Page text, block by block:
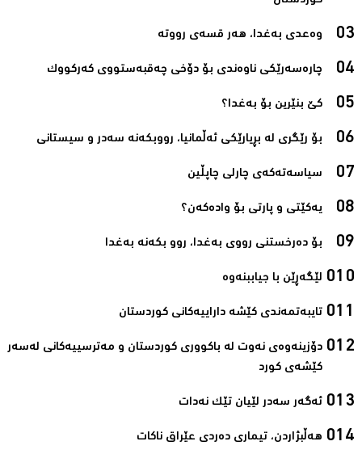
وەعدى بەغدا، هەر قسەى رووتە‌
چارەسەرێکى ناوەندى بۆ دۆخى چەقبەستووى کەرکووک‌
کێ بنێرین بۆ بەغدا؟‌
بۆ رێگری لە بڕیارێکى ئەڵمانیا، رووبکەنە سەدر و سیستانى‌
سیاسەتەکەى چارلى چاپڵین‌
یەکێتی و پارتی بۆ وادەکەن؟‌
بۆ دەرخستنی رووی بەغدا، روو بکەنە بەغدا‌
لێگه‌ڕێن با جیاببنه‌وه‌‌
تایبه‌تمه‌ندی كێشه‌ داراییه‌كانی کوردستان‌
دۆزینه‌وه‌ی نه‌وت له‌ باكووری كوردستان و مه‌ترسییه‌كانی له‌سه‌ر
كێشه‌ی كورد‌
ئه‌گه‌ر سه‌در لێیان تێك نه‌دات‌
هه‌ڵبژاردن، تیماری ده‌ردی عێراق ناكات‌